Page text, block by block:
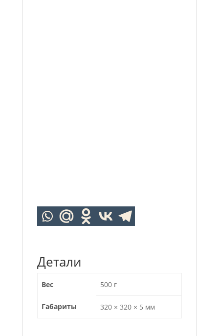
Детали
Вес 500 г
Габариты 320 × 320 × 5 мм